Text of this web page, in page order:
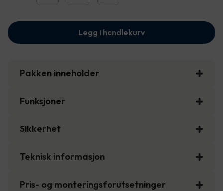
Legg i handlekurv
Pakken inneholder
Funksjoner
Sikkerhet
Teknisk informasjon
Pris- og monteringsforutsetninger